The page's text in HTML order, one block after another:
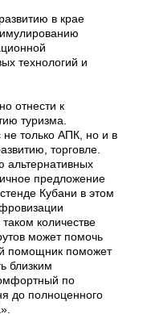
в крае
технологий и
отнести к
туризма.
не только АПК, но и в
торговле.
альтернативных
предложение
Кубани в этом
количестве
может помочь
помощник поможет
близким
по
до полноценного